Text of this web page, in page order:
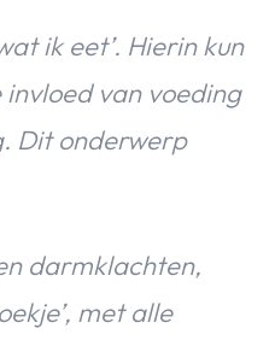
ik eet’. Hierin kun
invloed van voeding
Dit onderwerp
darmklachten,
met alle